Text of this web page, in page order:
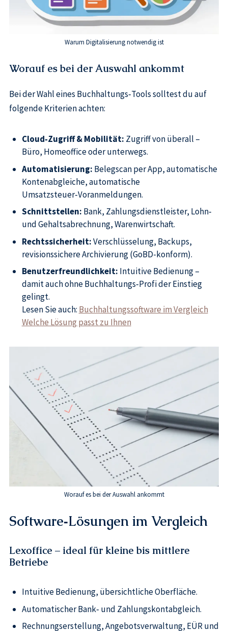
Warum Digitalisierung notwendig ist
Worauf es bei der Auswahl ankommt
Bei der Wahl eines Buchhaltungs‑Tools solltest du auf
folgende Kriterien achten:
Cloud‑Zugriff & Mobilität: Zugriff von überall –
Büro, Homeoffice oder unterwegs.
Automatisierung: Belegscan per App, automatische
Kontenabgleiche, automatische
Umsatzsteuer‑Voranmeldungen.
Schnittstellen: Bank, Zahlungsdienstleister, Lohn‑
und Gehaltsabrechnung, Warenwirtschaft.
Rechtssicherheit:Verschlüsselung, Backups,
revisionssichere Archivierung (GoBD-konform).
Benutzerfreundlichkeit: Intuitive Bedienung –
damit auch ohne Buchhaltungs‑Profi der Einstieg
gelingt.
Lesen Sie auch: Buchhaltungssoftware im Vergleich
Welche Lösung passt zu Ihnen
Worauf es bei der Auswahl ankommt
Software‑Lösungen im Vergleich
Lexoffice – ideal für kleine bis mittlere
Betriebe
Intuitive Bedienung, übersichtliche Oberfläche.
Automatischer Bank‑ und Zahlungskontabgleich.
Rechnungserstellung, Angebotsverwaltung, EÜR und